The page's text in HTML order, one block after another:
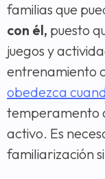
familias que
con él, puesto
juegos y
entrenamiento
obedezca
temperamento
activo. Es
familiarización